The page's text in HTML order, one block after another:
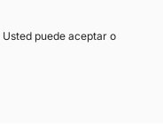
puede aceptar o
info@motoreto.com